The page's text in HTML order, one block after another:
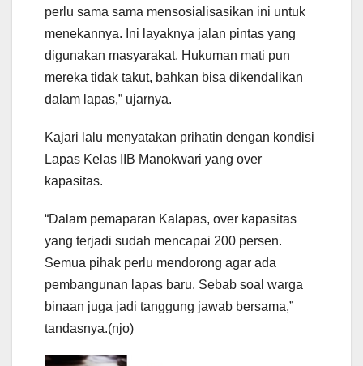
perlu sama sama mensosialisasikan ini untuk
menekannya. Ini layaknya jalan pintas yang
digunakan masyarakat. Hukuman mati pun
mereka tidak takut, bahkan bisa dikendalikan
dalam lapas,” ujarnya.
Kajari lalu menyatakan prihatin dengan kondisi
Lapas Kelas IIB Manokwari yang over
kapasitas.
“Dalam pemaparan Kalapas, over kapasitas
yang terjadi sudah mencapai 200 persen.
Semua pihak perlu mendorong agar ada
pembangunan lapas baru. Sebab soal warga
binaan juga jadi tanggung jawab bersama,”
tandasnya.(njo)